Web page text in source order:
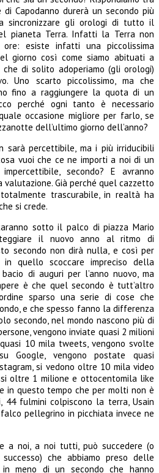
Capodanno durerà un secondo più
sincronizzare gli orologi di tutto il
pianeta Terra. Infatti la Terra non
esiste infatti una piccolissima
giorno così come siamo abituati a
di solito adoperiamo (gli orologi)
Uno scarto piccolissimo, ma che
fino a raggiungere la quota di un
perché ogni tanto è necessario
occasione migliore per farlo, se
dell’ultimo giorno dell’anno?
sarà percettibile, ma i più irriducibili
vuoi che ce ne importi a noi di un
secondo? E avranno
Già perché quel cazzetto
trascurabile, in realtà ha
si crede.
sotto il palco di piazza Mario
il nuovo anno al ritmo di
secondo non dirà nulla, e così per
quello scoccare impreciso della
di auguri per l’anno nuovo, ma
è che quel secondo è tutt’altro
sparso una serie di cose che
e che spesso fanno la differenza
secondo, nel mondo nascono più di
vengono inviate quasi 2 milioni
10 mila tweets, vengono svolte
Google, vengono postate quasi
si vedono oltre 10 mila video
oltre 1 milione e ottocentomila like
in questo tempo che per molti non è
44 fulmini colpiscono la terra, Usain
pellegrino in picchiata invece ne
a noi, a noi tutti, può succedere (o
che abbiamo preso delle
in meno di un secondo che hanno